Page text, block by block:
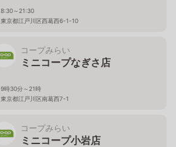
8:30～21:30
東京都江戸川区西葛西6-1-10
コープみらい
ミニコープなぎさ店
9時30分～21時
東京都江戸川区南葛西7-1
コープみらい
ミニコープ小岩店